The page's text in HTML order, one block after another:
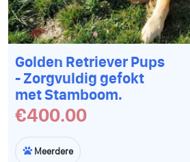
Golden Retriever Pups
- Zorgvuldig gefokt
met Stamboom.
€400.00
Meerdere